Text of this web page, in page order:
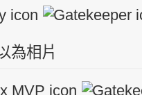
為相片